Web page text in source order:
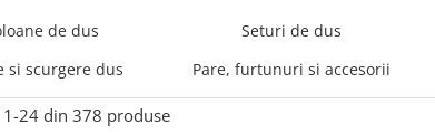
de dus Seturi de dus
si scurgere dus
Pare, furtunuri si accesorii
1-24 din 378 produse